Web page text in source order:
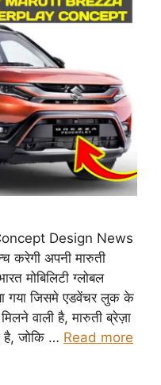
Design News
करेगी अपनी मारुती
मोबिलिटी ग्लोबल
गया जिसमे एडवेंचर लुक के
वाली है, मारुती ब्रेज़ा
है, जोकि … Read more